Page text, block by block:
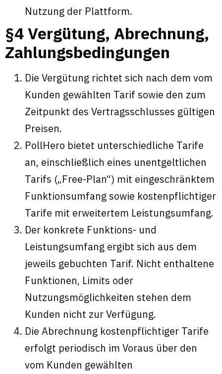
Nutzung der Plattform.
§4 Vergütung, Abrechnung,
Zahlungsbedingungen
Die Vergütung richtet sich nach dem vom
Kunden gewählten Tarif sowie den zum
Zeitpunkt des Vertragsschlusses gültigen
Preisen.
PollHero bietet unterschiedliche Tarife
an, einschließlich eines unentgeltlichen
Tarifs („Free-Plan“) mit eingeschränktem
Funktionsumfang sowie kostenpflichtiger
Tarife mit erweitertem Leistungsumfang.
Der konkrete Funktions- und
Leistungsumfang ergibt sich aus dem
jeweils gebuchten Tarif. Nicht enthaltene
Funktionen, Limits oder
Nutzungsmöglichkeiten stehen dem
Kunden nicht zur Verfügung.
Die Abrechnung kostenpflichtiger Tarife
erfolgt periodisch im Voraus über den
vom Kunden gewählten